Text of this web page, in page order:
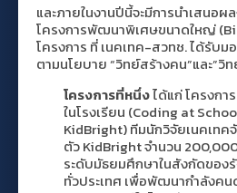
และภายในงานปีนี้จะมีการนำเสนอผ
โครงการพัฒนาพิเศษขนาดใหญ่
โครงการ ที่ เนคเทค-สวทช. ได้รับม
ตามนโยบาย “วิทย์สร้างคน”และ”วิ
โครงการที่หนึ่งได้แก่ โครงก
ในโรงเรียน (Coding at
KidBright) ทีมนักวิจัยเนคเท
ตัว KidBright จำนวน
ระดับมัธยมศึกษาในสังกัดของ
ทั่วประเทศ เพื่อพัฒนากำลังคน